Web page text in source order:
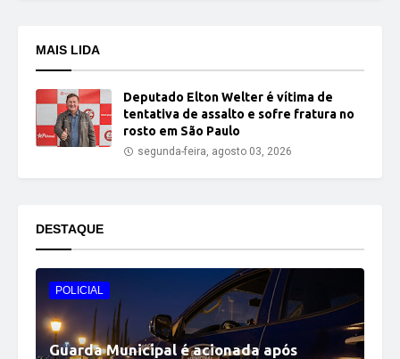
MAIS LIDA
Deputado Elton Welter é vítima de
tentativa de assalto e sofre fratura no
rosto em São Paulo
segunda-feira, agosto 03, 2026
DESTAQUE
POLICIAL
Guarda Municipal é acionada após